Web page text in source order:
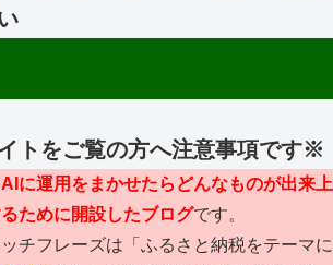
トをご覧の方へ注意事項です※
AIに運用をまかせたらどんなものが出来上
ために開設したブログです。
チフレーズは「ふるさと納税をテーマに